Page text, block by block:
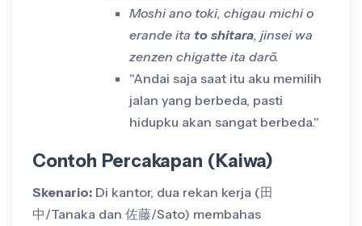
Moshi ano toki, chigau michi o
erande ita to shitara, jinsei wa
zenzen chigatte ita darō.
"Andai saja saat itu aku memilih
jalan yang berbeda, pasti
hidupku akan sangat berbeda."
Contoh Percakapan (Kaiwa)
Skenario: Di kantor, dua rekan kerja (田
中/Tanaka dan 佐藤/Sato) membahas